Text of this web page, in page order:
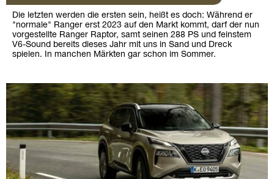
Die letzten werden die ersten sein, heißt es doch: Während er
"normale" Ranger erst 2023 auf den Markt kommt, darf der nun
vorgestellte Ranger Raptor, samt seinen 288 PS und feinstem
V6-Sound bereits dieses Jahr mit uns in Sand und Dreck
spielen. In manchen Märkten gar schon im Sommer.